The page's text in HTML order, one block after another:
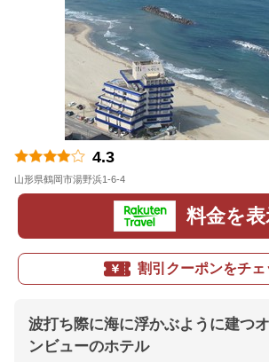
4.3
山形県鶴岡市湯野浜1-6-4
料金を表
割引クーポンをチェ
波打ち際に海に浮かぶように建つ
ンビューのホテル